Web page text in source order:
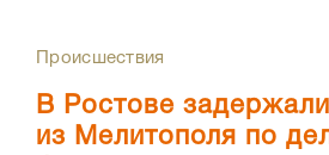
Происшествия
В Ростове
из Мелитополя по